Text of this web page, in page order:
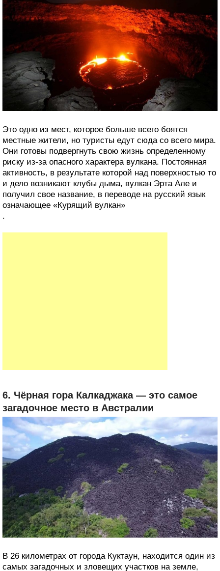
Это одно из мест, которое больше всего боятся
местные жители, но туристы едут сюда со всего мира.
Они готовы подвергнуть свою жизнь определенному
риску из-за опасного характера вулкана. Постоянная
активность, в результате которой над поверхностью то
и дело возникают клубы дыма, вулкан Эрта Але и
получил свое название, в переводе на русский язык
означающее «Курящий вулкан»
.
6. Чёрная гора Калкаджака — это самое
загадочное место в Австралии
В 26 километрах от города Куктаун, находится один из
самых загадочных и зловещих участков на земле,